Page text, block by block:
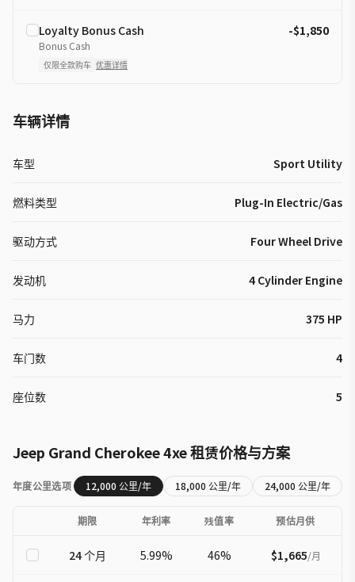
Loyalty Bonus Cash
Bonus Cash
仅限全款购车 优惠详情
-$1,850
车辆详情
车型 Sport Utility
燃料类型 Plug-In Electric/Gas
驱动方式 Four Wheel Drive
发动机 4 Cylinder Engine
马力 375 HP
车门数 4
座位数 5
Jeep Grand Cherokee 4xe租赁价格与方案
年度公里选项 12,000 公里/年 18,000 公里/年 24,000 公里/年
期限 年利率 残值率 预估月供
24个月 5.99% 46% $1,665/月